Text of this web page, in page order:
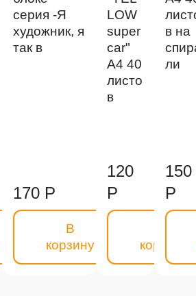
серия -Я
художник, я
так в
170 Р
В
корзину
LOW
super
car"
А4 40
листо
в
120
Р
корзину
в на
ли
150
Р